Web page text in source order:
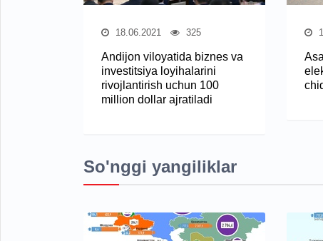
18.06.2021 325
Andijon viloyatida biznes va
investitsiya loyihalarini
rivojlantirish uchun 100
million dollar ajratiladi
So'nggi yangiliklar